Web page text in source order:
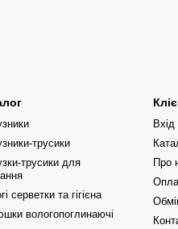
трусики
трусики для
серветки та гігієна
вологопоглинаючі
Вхід
Про